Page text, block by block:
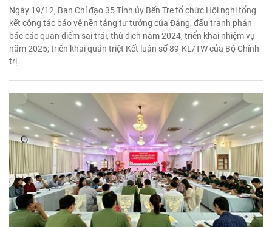
Ngày 19/12, Ban Chỉ đạo 35 Tỉnh ủy Bến Tre tổ chức Hội nghị tổng
kết công tác bảo vệ nền tảng tư tưởng của Đảng, đấu tranh phản
bác các quan điểm sai trái, thù địch năm 2024, triển khai nhiệm vụ
năm 2025; triển khai quán triệt Kết luận số 89-KL/TW của Bộ Chính
trị.